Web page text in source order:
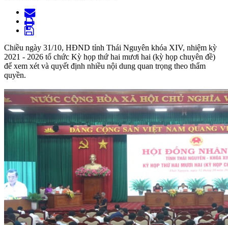
Chiều ngày 31/10, HĐND tỉnh Thái Nguyên khóa XIV, nhiệm kỳ
2021 - 2026 tổ chức Kỳ họp thứ hai mươi hai (kỳ họp chuyên đề)
để xem xét và quyết định nhiều nội dung quan trọng theo thẩm
quyền.